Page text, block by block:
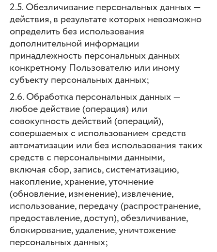
2.5. Обезличивание персональных данных —
действия, в результате которых невозможно
определить без использования
дополнительной информации
принадлежность персональных данных
конкретному Пользователю или иному
субъекту персональных данных;
2.6. Обработка персональных данных —
любое действие (операция) или
совокупность действий (операций),
совершаемых с использованием средств
автоматизации или без использования таких
средств с персональными данными,
включая сбор, запись, систематизацию,
накопление, хранение, уточнение
(обновление, изменение), извлечение,
использование, передачу (распространение,
предоставление, доступ), обезличивание,
блокирование, удаление, уничтожение
персональных данных;